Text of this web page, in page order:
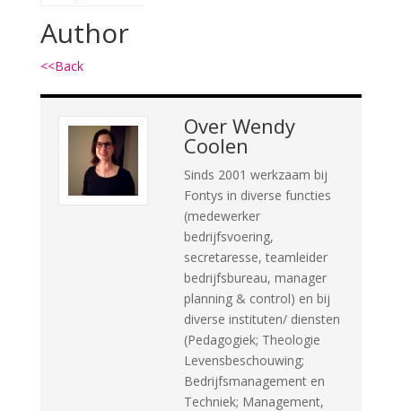
Author
<<Back
Over Wendy
Coolen
Sinds 2001 werkzaam bij
Fontys in diverse functies
(medewerker
bedrijfsvoering,
secretaresse, teamleider
bedrijfsbureau, manager
planning & control) en bij
diverse instituten/ diensten
(Pedagogiek; Theologie
Levensbeschouwing;
Bedrijfsmanagement en
Techniek; Management,